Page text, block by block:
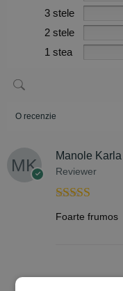
3 stele
2 stele
1 stea
O recenzie
Manole Karla
Reviewer
Evaluat la
din 5
Foarte frumos